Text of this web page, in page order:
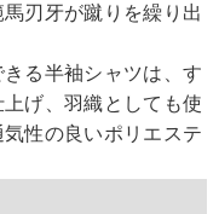
刃牙が蹴りを繰り出
る半袖シャツは、す
げ、羽織としても使
性の良いポリエステ